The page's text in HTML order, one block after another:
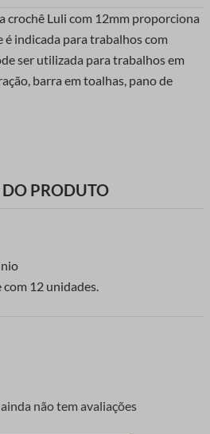
crochê Luli com 12mm proporciona
é indicada para trabalhos com
ser utilizada para trabalhos em
barra em toalhas, pano de
DO PRODUTO
12 unidades.
não tem avaliações